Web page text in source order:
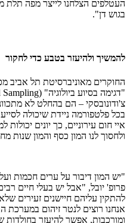
העטלפים הצלחנו לייצר מפה תלת
בגוש דן".
להמשיך ולהיעזר בטבע כדי לחקור
החוקרים מאוניברסיטת תל אביב
צ'ודונובסקי – הם בהחלט לא
בכל פלטפורמה ניידת שיכולה
איי חום עירוניים, כך יונים יכולות
ולחסוך לנו המון כסף והמון שנות
"יש המון דיבור על ערים חכמות
פרופ' יובל, "אבל יש בעלי חיים
להתקין עליהם חיישנים זעירים
אנחנו רוצים לנטר זיהום במערכת
ומורכבות, אפשר להיעזר